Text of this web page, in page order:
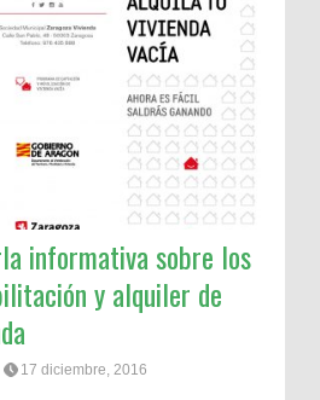
informativa sobre los
y alquiler de
17 diciembre, 2016